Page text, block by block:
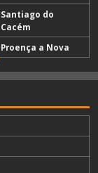
Santiago do
Cacém
Proença a Nova